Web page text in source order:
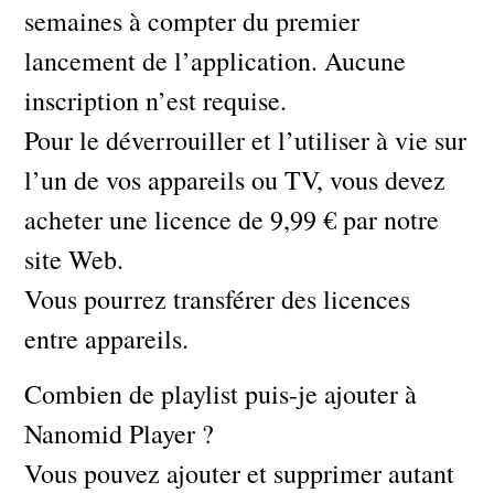
semaines à compter du premier
lancement de l’application. Aucune
inscription n’est requise.
Pour le déverrouiller et l’utiliser à vie sur
l’un de vos appareils ou TV, vous devez
acheter une licence de 9,99 € par notre
site Web.
Vous pourrez transférer des licences
entre appareils.
Combien de playlist puis-je ajouter à
Nanomid Player ?
Vous pouvez ajouter et supprimer autant